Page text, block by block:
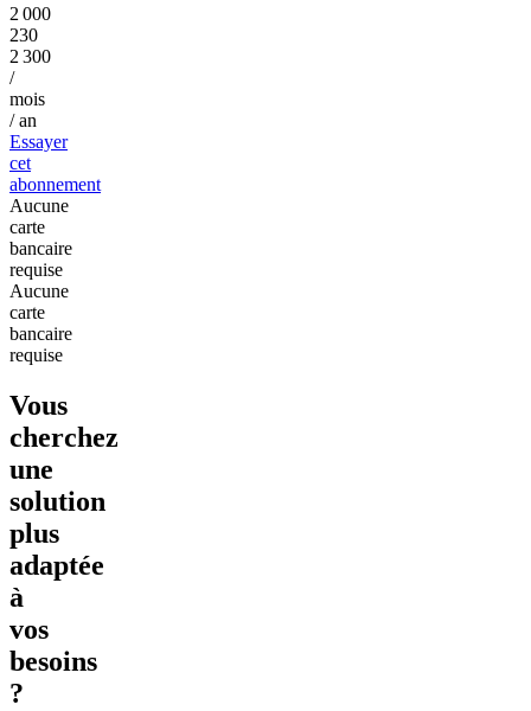
2 000
230
2 300
/
mois
/ an
Essayer
cet
abonnement
Aucune
carte
bancaire
requise
Aucune
carte
bancaire
requise
Vous
cherchez
une
solution
plus
adaptée
à
vos
besoins
?